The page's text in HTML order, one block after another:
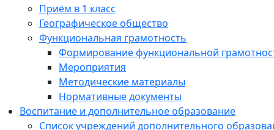
Приём в 1 класс
Географическое общество
Функциональная грамотность
Формирование функциональной
Мероприятия
Методические материалы
Нормативные документы
Воспитание и дополнительное образование
Список учреждений дополнительного